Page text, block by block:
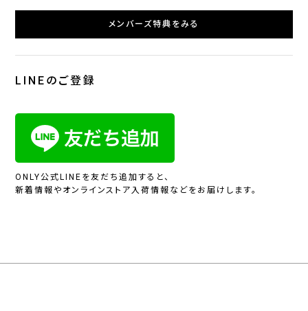
メンバーズ特典をみる
LINEのご登録
ONLY公式LINEを友だち追加すると、
新着情報やオンラインストア入荷情報などをお届けします。